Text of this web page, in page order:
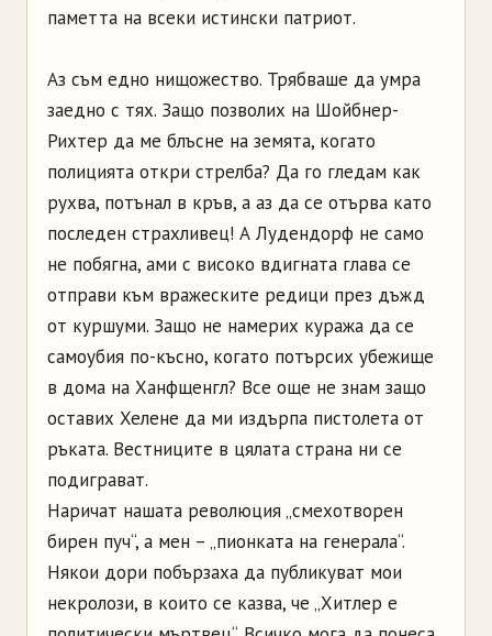
паметта на всеки истински патриот.
Аз съм едно нищожество. Трябваше да умра
заедно с тях. Защо позволих на Шойбнер-
Рихтер да ме блъсне на земята, когато
полицията откри стрелба? Да го гледам как
рухва, потънал в кръв, а аз да се отърва като
последен страхливец! А Лудендорф не само
не побягна, ами с високо вдигната глава се
отправи към вражеските редици през дъжд
от куршуми. Защо не намерих куража да се
самоубия по-късно, когато потърсих убежище
в дома на Ханфщенгл? Все още не знам защо
оставих Хелене да ми издърпа пистолета от
ръката. Вестниците в цялата страна ни се
подиграват.
Наричат нашата революция „смехотворен
бирен пуч“, а мен – „пионката на генерала“.
Някои дори побързаха да публикуват мои
некролози, в които се казва, че „Хитлер е